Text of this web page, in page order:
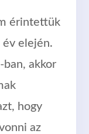
érintettük
év elején.
akkor
hogy
az